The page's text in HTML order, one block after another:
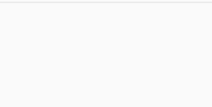
in 2024: